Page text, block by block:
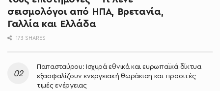
σεισμολόγοι από ΗΠΑ, Βρετανία,
Γαλλία και Ελλάδα
173 SHARES
Παπασταύρου: Ισχυρά εθνικά και ευρωπαϊκά δίκτυα
εξασφαλίζουν ενεργειακή θωράκιση και προσιτές
τιμές ενέργειας